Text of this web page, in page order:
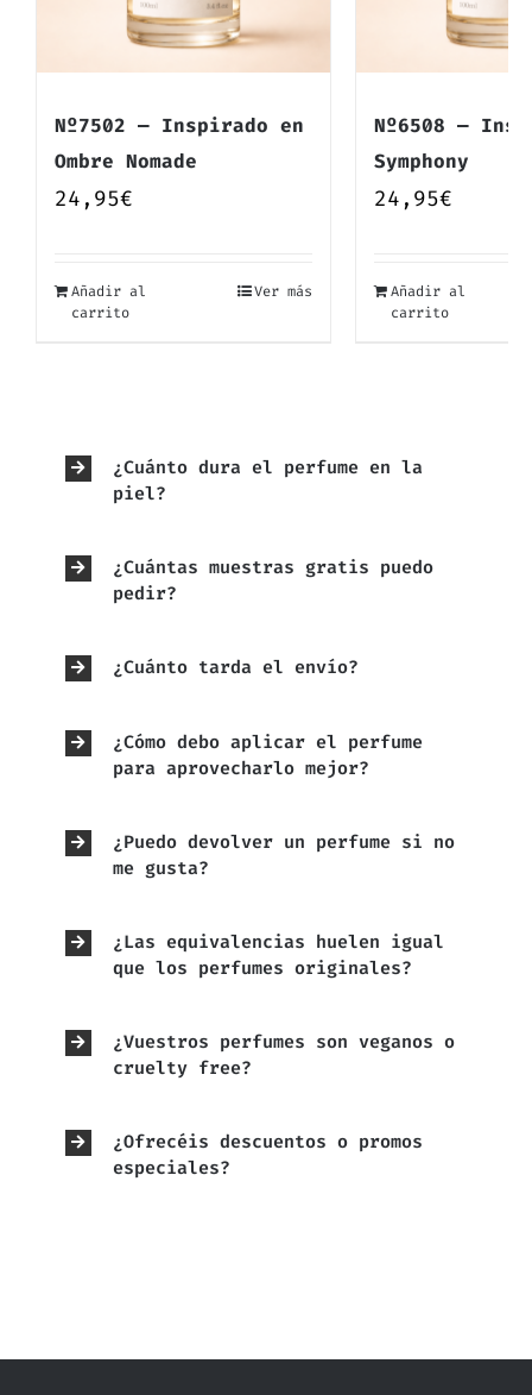
Nº7502 — Inspirado en
Ombre Nomade
24,95€
Añadir al
carrito
Ver más
Nº6508 —
Symphony
24,95€
Añadir al
carrito
¿Cuánto dura el perfume en la
piel?
¿Cuántas muestras gratis puedo
pedir?
¿Cuánto tarda el envío?
¿Cómo debo aplicar el perfume
para aprovecharlo mejor?
¿Puedo devolver un perfume si no
me gusta?
¿Las equivalencias huelen igual
que los perfumes originales?
¿Vuestros perfumes son veganos o
cruelty free?
¿Ofrecéis descuentos o promos
especiales?